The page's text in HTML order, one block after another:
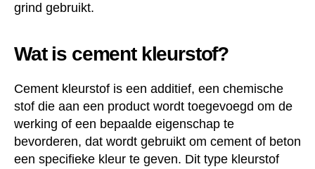
grind gebruikt.
Wat is cement kleurstof?
Cement kleurstof is een additief, een chemische
stof die aan een product wordt toegevoegd om de
werking of een bepaalde eigenschap te
bevorderen, dat wordt gebruikt om cement of beton
een specifieke kleur te geven. Dit type kleurstof